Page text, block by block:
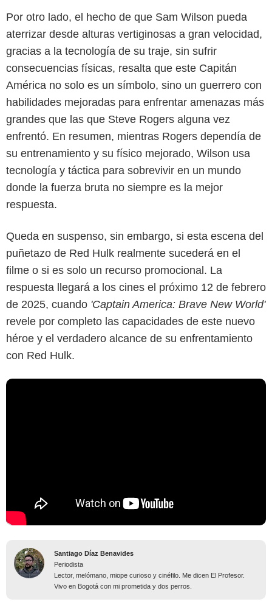
Por otro lado, el hecho de que Sam Wilson pueda
aterrizar desde alturas vertiginosas a gran velocidad,
gracias a la tecnología de su traje, sin sufrir
consecuencias físicas, resalta que este Capitán
América no solo es un símbolo, sino un guerrero con
habilidades mejoradas para enfrentar amenazas más
grandes que las que Steve Rogers alguna vez
enfrentó. En resumen, mientras Rogers dependía de
su entrenamiento y su físico mejorado, Wilson usa
tecnología y táctica para sobrevivir en un mundo
donde la fuerza bruta no siempre es la mejor
respuesta.
Queda en suspenso, sin embargo, si esta escena del
puñetazo de Red Hulk realmente sucederá en el
filme o si es solo un recurso promocional. La
respuesta llegará a los cines el próximo 12 de febrero
de 2025, cuando 'Captain America: Brave New World'
revele por completo las capacidades de este nuevo
héroe y el verdadero alcance de su enfrentamiento
con Red Hulk.
Santiago Díaz Benavides
Periodista
Lector, melómano, miope curioso y cinéfilo. Me dicen El Profesor.
Vivo en Bogotá con mi prometida y dos perros.